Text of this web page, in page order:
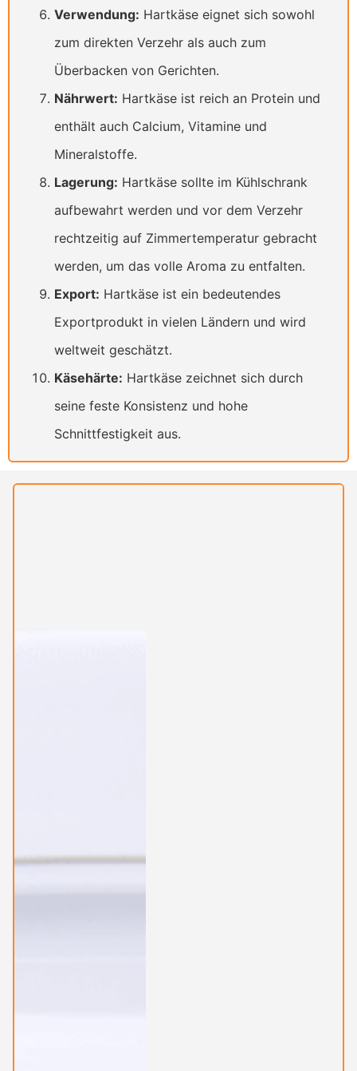
Verwendung: Hartkäse eignet sich sowohl
zum direkten Verzehr als auch zum
Überbacken von Gerichten.
Nährwert: Hartkäse ist reich an Protein und
enthält auch Calcium, Vitamine und
Mineralstoffe.
Lagerung: Hartkäse sollte im Kühlschrank
aufbewahrt werden und vor dem Verzehr
rechtzeitig auf Zimmertemperatur gebracht
werden, um das volle Aroma zu entfalten.
Export: Hartkäse ist ein bedeutendes
Exportprodukt in vielen Ländern und wird
weltweit geschätzt.
Käsehärte: Hartkäse zeichnet sich durch
seine feste Konsistenz und hohe
Schnittfestigkeit aus.